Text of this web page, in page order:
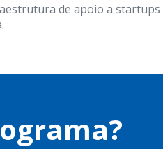
de apoio a